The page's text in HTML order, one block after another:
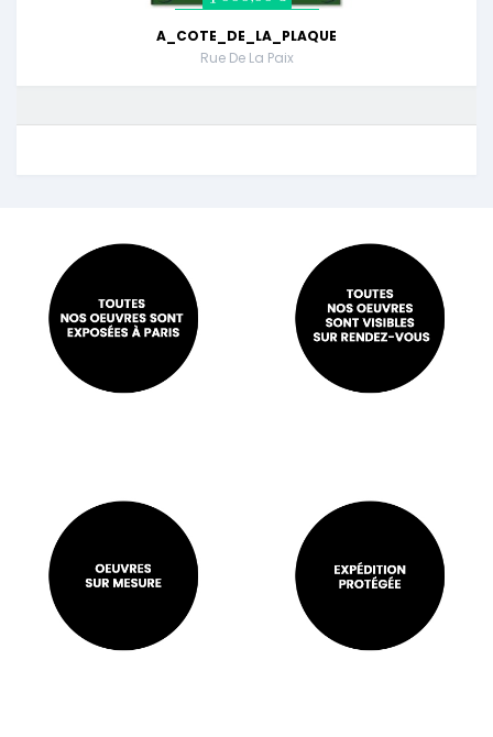
A_COTE_DE_LA_PLAQUE
Rue De La Paix